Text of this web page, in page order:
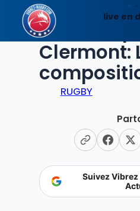
contenu
Clermont:
RUGBY
Suivez
live en